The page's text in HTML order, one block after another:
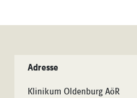
Adresse
Klinikum Oldenburg AöR